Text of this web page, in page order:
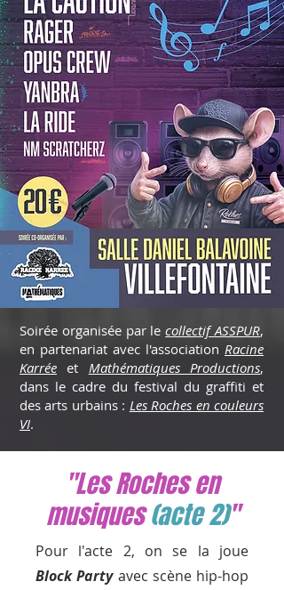
Soirée organisée par lecollectif ASSPUR,
en partenariat avec l'association Racine
Karrée et Mathématiques Productions,
dans le cadre du festival du graffiti et
des arts urbains : Les Roches en couleurs
VI.
"Les Roches en
musiques(acte 2)"
Pour l'acte 2, on se la joue
Block Partyavec scène hip-hop